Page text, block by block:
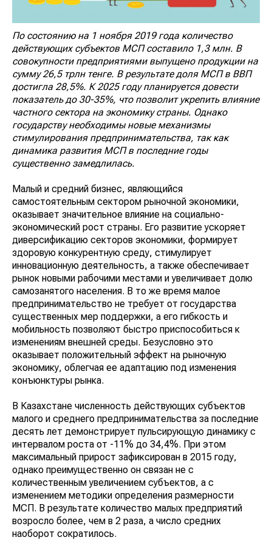
По состоянию на 1 ноября 2019 года количество
действующих субъектов МСП составило 1,3 млн. В
совокупности предприятиями выпущено продукции на
сумму 26,5 трлн тенге. В результате доля МСП в ВВП
достигла 28,5%. К 2025 году планируется довести
показатель до 30-35%, что позволит укрепить влияние
частного сектора на экономику страны. Однако
государству необходимы новые механизмы
стимулирования предпринимательства, так как
динамика развития МСП в последние годы
существенно замедлилась.
Малый и средний бизнес, являющийся
самостоятельным сектором рыночной экономики,
оказывает значительное влияние на социально-
экономический рост страны. Его развитие ускоряет
диверсификацию секторов экономики, формирует
здоровую конкурентную среду, стимулирует
инновационную деятельность, а также обеспечивает
рынок новыми рабочими местами и увеличивает долю
самозанятого населения. В то же время малое
предпринимательство не требует от государства
существенных мер поддержки, а его гибкость и
мобильность позволяют быстро приспособиться к
изменениям внешней среды. Безусловно это
оказывает положительный эффект на рыночную
экономику, облегчая ее адаптацию под изменения
конъюнктуры рынка.
В Казахстане численность действующих субъектов
малого и среднего предпринимательства за последние
десять лет демонстрирует пульсирующую динамику с
интервалом роста от -11% до 34,4%. При этом
максимальный прирост зафиксирован в 2015 году,
однако преимущественно он связан не с
количественным увеличением субъектов, а с
изменением методики определения размерности
МСП. В результате количество малых предприятий
возросло более, чем в 2 раза, а число средних
наоборот сократилось.